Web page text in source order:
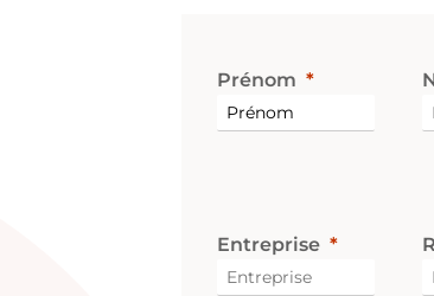
Prénom
Entreprise